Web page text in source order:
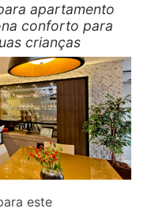
apartamento
conforto para
crianças
este